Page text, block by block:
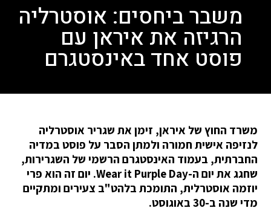
משבר ביחסים: אוסטרליה
הרגיזה את איראן עם
פוסט אחד באינסטגרם
משרד החוץ של איראן, זימן את שגריר אוסטרליה
לנזיפה אישית חמורה ולמתן הסבר על פוסט במדיה
החברתית, בעמוד האינסטגרם הרשמי של השגרירות,
שחגג את יום ה-Wear it Purple Day. יום זה הוא פרי
יוזמה אוסטרלית, התומכת בלהט"ב צעירים ומתקיים
מדי שנה ב-30 באוגוסט.